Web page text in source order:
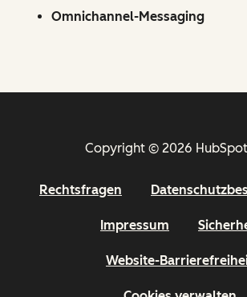
Omnichannel-Messaging
Copyright © 2026
Rechtsfragen
Impressum
Website-